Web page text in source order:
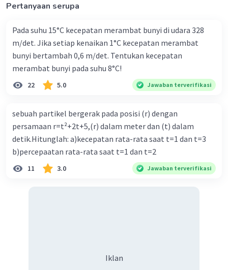
Pertanyaan serupa
Pada suhu 15°C kecepatan merambat bunyi di udara 328
m/det. Jika setiap kenaikan 1°C kecepatan merambat
bunyi bertambah 0,6 m/det. Tentukan kecepatan
merambat bunyi pada suhu 8°C!
22 5.0 Jawaban terverifikasi
sebuah partikel bergerak pada posisi (r) dengan
persamaan r=t²+2t+5,(r) dalam meter dan (t) dalam
detik.Hitunglah: a)kecepatan rata-rata saat t=1 dan t=3
b)percepaatan rata-rata saat t=1 dan t=2
11 3.0 Jawaban terverifikasi
Iklan